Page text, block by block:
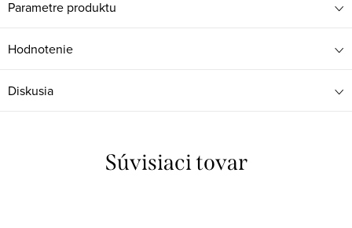
Parametre produktu
Hodnotenie
Diskusia
Súvisiaci tovar